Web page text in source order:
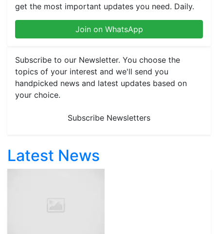
get the most important updates you need. Daily.
Join on WhatsApp
Subscribe to our Newsletter. You choose the
topics of your interest and we'll send you
handpicked news and latest updates based on
your choice.
Subscribe Newsletters
Latest News